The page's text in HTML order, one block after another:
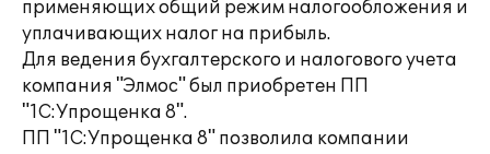
применяющих общий режим налогообложения и
уплачивающих налог на прибыль.
Для ведения бухгалтерского и налогового учета
компания "Элмос" был приобретен ПП
"1С:Упрощенка 8".
ПП "1С:Упрощенка 8" позволила компании